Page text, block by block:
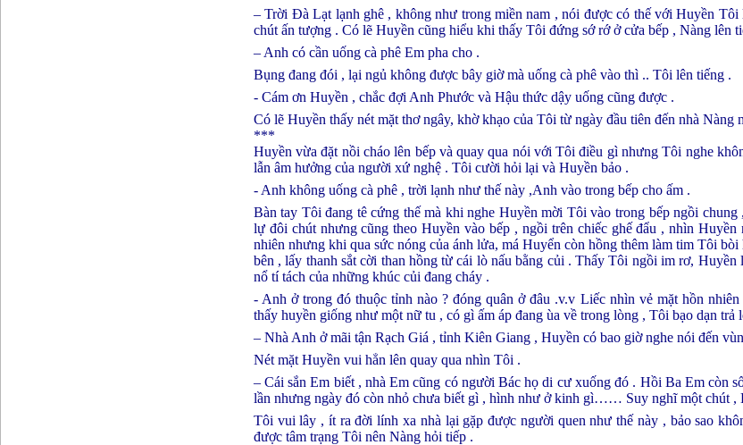
– Trời Đà Lạt lạnh ghê , không như trong miền nam , nói được có thế với Huyền
chút ấn tượng . Có lẽ Huyền cũng hiểu khi thấy Tôi đứng sớ rớ ở cửa bếp , Nàng lên
– Anh có cần uống cà phê Em pha cho .
Bụng đang đói , lại ngủ không được bây giờ mà uống cà phê vào thì .. Tôi lên tiếng .
- Cám ơn Huyền , chắc đợi Anh Phước và Hậu thức dậy uống cũng được .
Có lẽ Huyền thấy nét mặt thơ ngây, khờ khạo của Tôi từ ngày đầu tiên đến nhà Nàng
***
Huyền vừa đặt nồi cháo lên bếp và quay qua nói với Tôi điều gì nhưng Tôi nghe
lẫn âm hưởng của người xứ nghệ . Tôi cười hỏi lại và Huyền bảo .
- Anh không uống cà phê , trời lạnh như thế này ,Anh vào trong bếp cho ấm .
Bàn tay Tôi đang tê cứng thế mà khi nghe Huyền mời Tôi vào trong bếp ngồi
lự đôi chút nhưng cũng theo Huyền vào bếp , ngồi trên chiếc ghế đẩu , nhìn
nhiên nhưng khi qua sức nóng của ánh lửa, má Huyển còn hồng thêm làm tim Tôi
bên , lấy thanh sắt cời than hồng từ cái lò nấu bằng củi . Thấy Tôi ngồi im rơ, Huyền
nổ tí tách của những khúc củi đang cháy .
- Anh ở trong đó thuộc tỉnh nào ? đóng quân ở đâu .v.v Liếc nhìn vẻ mặt hồn
thấy huyền giống như một nữ tu , có gì ấm áp đang ùa về trong lòng , Tôi bạo dạn trả
– Nhà Anh ở mãi tận Rạch Giá , tỉnh Kiên Giang , Huyền có bao giờ nghe nói đến
Nét mặt Huyền vui hẳn lên quay qua nhìn Tôi .
– Cái sắn Em biết , nhà Em cũng có người Bác họ di cư xuống đó . Hồi Ba Em còn
lần nhưng ngày đó còn nhỏ chưa biết gì , hình như ở kinh gì…… Suy nghĩ một chút ,
Tôi vui lây , ít ra đời lính xa nhà lại gặp được người quen như thế này , bảo sao
được tâm trạng Tôi nên Nàng hỏi tiếp .